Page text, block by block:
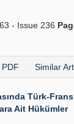
- Issue 236
PDF Similar
Türk-
Ait Hükümler